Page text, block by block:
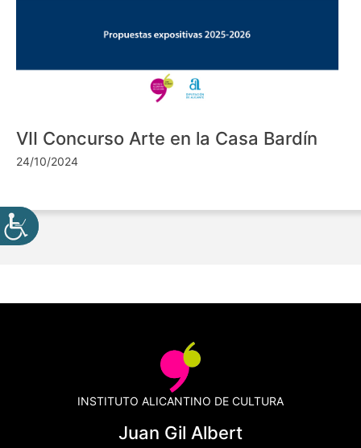
VII Concurso Arte en la Casa Bardín
24/10/2024
INSTITUTO ALICANTINO DE CULTURA
Juan Gil Albert